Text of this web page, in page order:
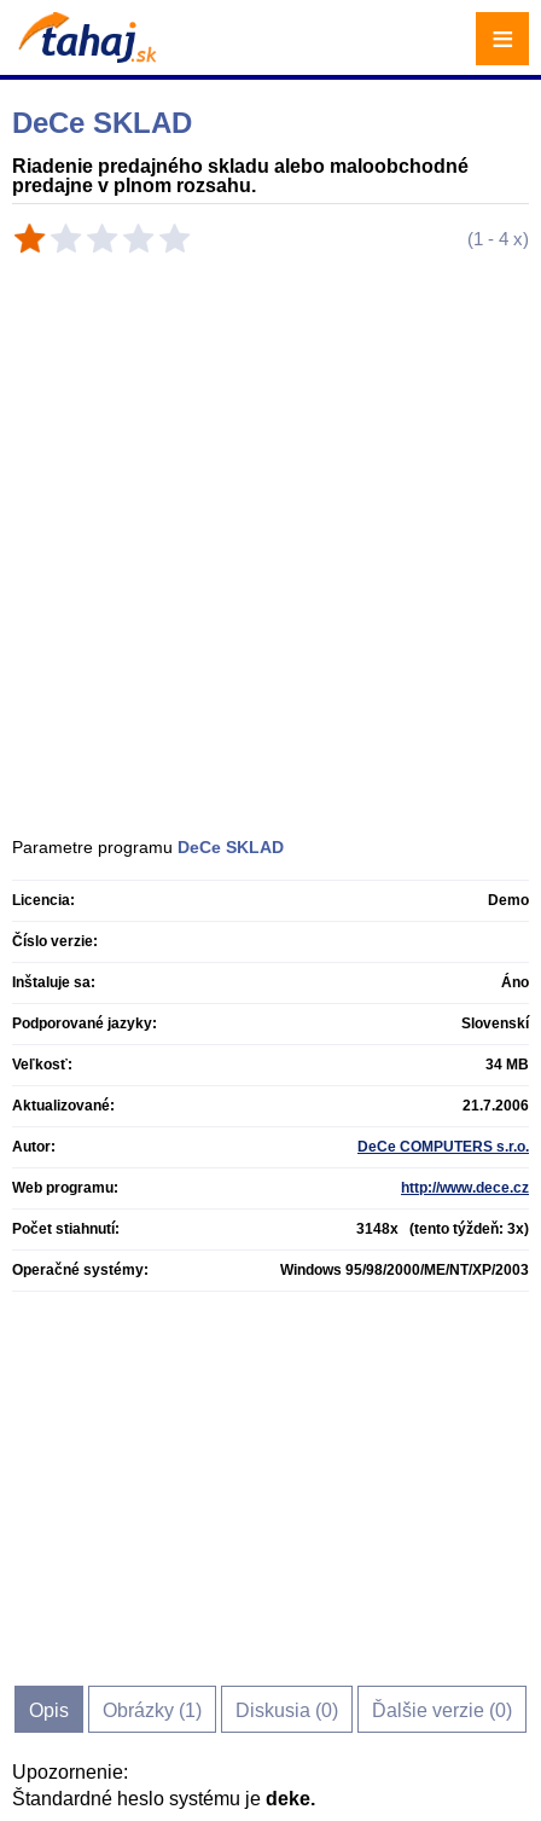
DeCe SKLAD
Riadenie predajného skladu alebo maloobchodné
predajne v plnom rozsahu.
(1 - 4 x)
Parametre programu DeCe SKLAD
Licencia: Demo
Číslo verzie:
Inštaluje sa: Áno
Podporované jazyky: Slovenskí
Veľkosť: 34 MB
Aktualizované: 21.7.2006
Autor: DeCe COMPUTERS s.r.o.
Web programu: http://www.dece.cz
Počet stiahnutí: 3148x (tento týždeň: 3x)
Operačné systémy: Windows 95/98/2000/ME/NT/XP/2003
Opis Obrázky (1) Diskusia (0) Ďalšie verzie (0)
Upozornenie:
Štandardné heslo systému je deke.
≡